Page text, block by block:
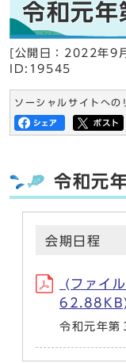
令和元年
[公開日： 2022年9
ID:19545
ソーシャルサイトへの
令和元
会期日程
(ファイ
令和元年第